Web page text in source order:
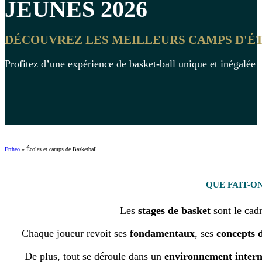
JEUNES 2026
DÉCOUVREZ LES MEILLEURS CAMPS
Profitez d’une expérience de basket-ball unique et
Ertheo » Écoles et camps de Basketball
QUE FAIT-
Les stages de basketsont le
Chaque joueur revoit ses fondamentaux, ses concepts
De plus, tout se déroule dans un environnement